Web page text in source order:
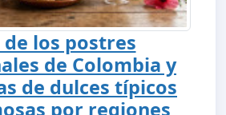
de los postres
de Colombia y
de dulces típicos
por regiones